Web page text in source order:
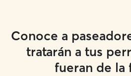
Conoce a
tratarán a tus
fueran de la